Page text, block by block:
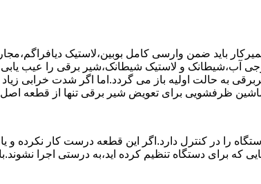
باید ضمن وارسی کامل بوبین،لاستیک
آب،شیطانک و لاستیک شیطانک،شیر برقی را عیب
به حالت اولیه باز می گردد.اما اگر شدت خرابی
ظرفشویی برای تعویض شیر برقی تنها از قطعه اصل
را در کنترل دارد.اگر این قطعه درست کار نکرده و
دستگاه تنظیم کرده اید،به درستی اجرا